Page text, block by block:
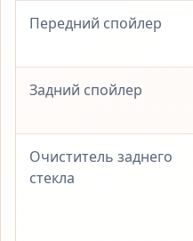
Передний спойлер
Задний спойлер
Очиститель заднего
стекла